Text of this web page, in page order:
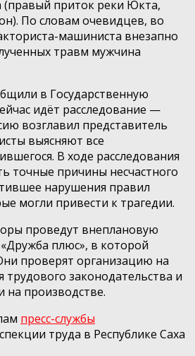
(правый приток реки Юкта,
По словам очевидцев, во
машиниста внезапно
травм мужчина
в Государственную
идёт расследование —
возглавил представитель
выясняют все
В ходе расследования
точные причины несчастного
нарушения правил
могли привести к трагедии.
проведут внеплановую
плюс», в которой
проверят организацию на
законодательства и
на производстве.
пресс-службы
труда в Республике Саха